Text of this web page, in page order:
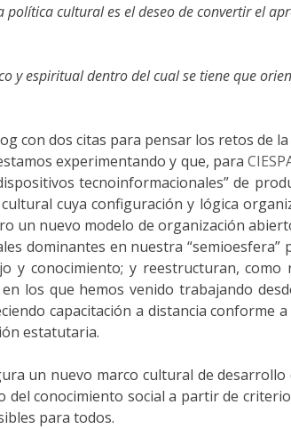
política cultural es el deseo deconvertir el
y espiritual dentro del cual se tiene que
con dos citas para pensar los retos de
experimentando y que, para
tecnoinformacionales” de
cuya configuración y lógica
un nuevo modelo de organización
dominantes en nuestra
y conocimiento; y reestructuran,
los que hemos venido trabajando
capacitación a distancia
estatutaria.
un nuevo marco cultural de
del conocimiento social a partir de
para todos.